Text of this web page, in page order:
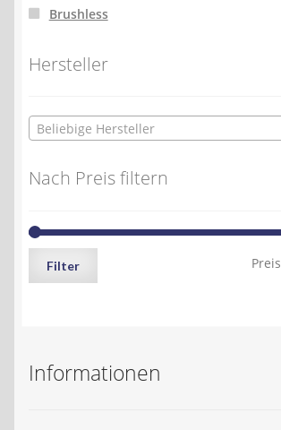
Brushless
Hersteller
Beliebige Hersteller
Nach Preis filtern
Filter
Informationen